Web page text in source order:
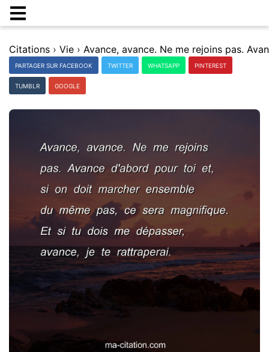
Citations › Vie ›
PARTAGER SUR FACEBOOK TWITTER WHATSAPP PINTEREST
TUMBLR GOOGLE